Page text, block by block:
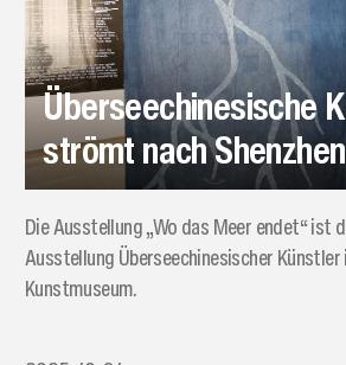
Überseechinesische
strömt nach Shenzhen
Die Ausstellung „Wo das Meer endet“ ist
Ausstellung Überseechinesischer Künstler
Kunstmuseum.